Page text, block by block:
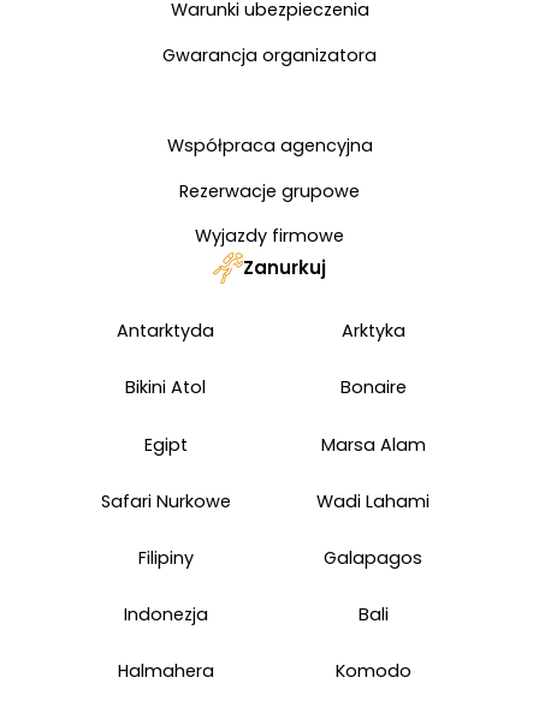
Warunki ubezpieczenia
Gwarancja organizatora
Współpraca agencyjna
Rezerwacje grupowe
Wyjazdy firmowe
Zanurkuj
Antarktyda Arktyka
Bikini Atol Bonaire
Egipt Marsa Alam
Safari Nurkowe Wadi Lahami
Filipiny Galapagos
Indonezja Bali
Halmahera Komodo